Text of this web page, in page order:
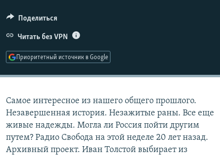
Поделиться
Читать без VPN
Приоритетный источник в Google
Самое интересное из нашего общего прошлого.
Незавершенная история. Незажитые раны. Все еще
живые надежды. Могла ли Россия пойти другим
путем? Радио Свобода на этой неделе 20 лет назад.
Архивный проект. Иван Толстой выбирает из